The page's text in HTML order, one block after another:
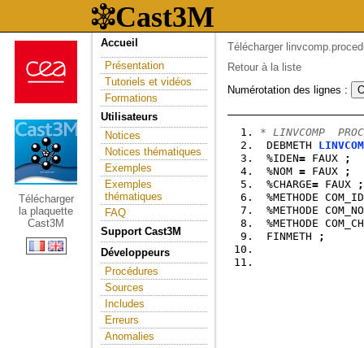
Télécharger
la plaquette
Cast3M
Accueil
Présentation
Tutoriels et vidéos
Formations
Utilisateurs
Notices
Notices thématiques
Exemples
Exemples
thématiques
FAQ
Support Cast3M
Développeurs
Procédures
Sources
Includes
Erreurs
Anomalies
Télécharger
Retour à la liste
Numérotation des lignes :
* LINVCOMP
DEBMETH
%IDEN= FAUX
;
%NOM = FAUX
;
%CHARGE= FAUX
;
%METHODE
%METHODE
%METHODE
FINMETH
;